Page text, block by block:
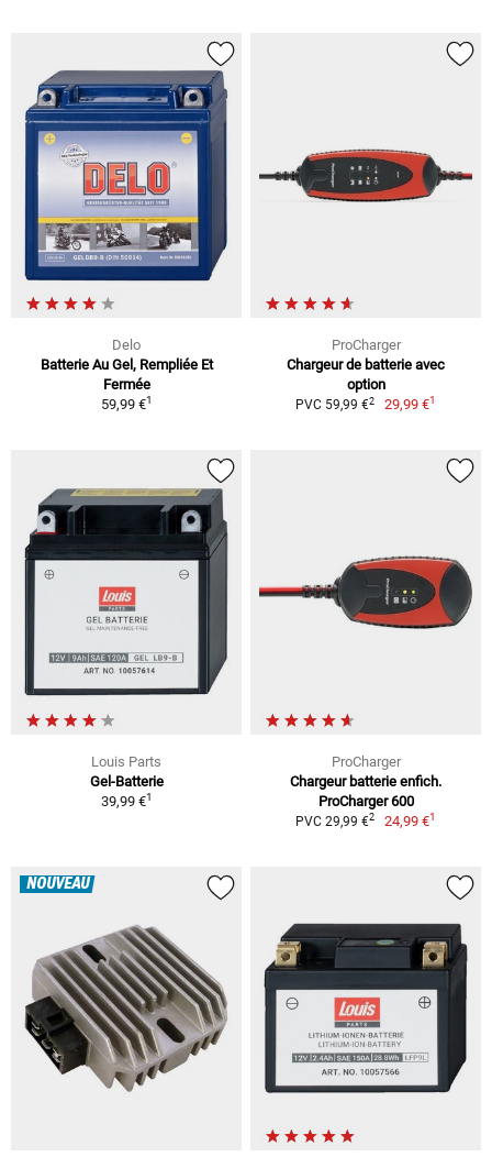
Delo
Batterie Au Gel, Rempliée Et
Fermée
59,99 €1
ProCharger
Chargeur de batterie avec
option
PVC 59,99 €2 29,99 €1
Louis Parts
Gel-Batterie
39,99 €1
ProCharger
Chargeur batterie enfich.
ProCharger 600
PVC 29,99 €2 24,99 €1
NOUVEAU